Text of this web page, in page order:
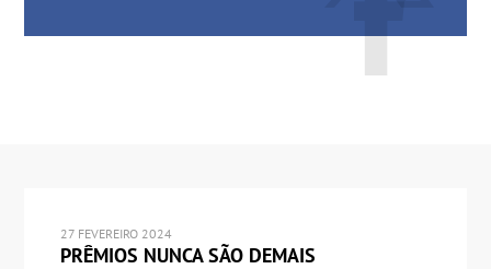
27 FEVEREIRO 2024
PRÊMIOS NUNCA SÃO DEMAIS